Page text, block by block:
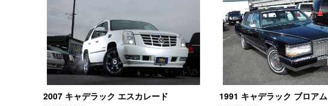
2007 キャデラック エスカレード
1991 キャデラック ブロアム